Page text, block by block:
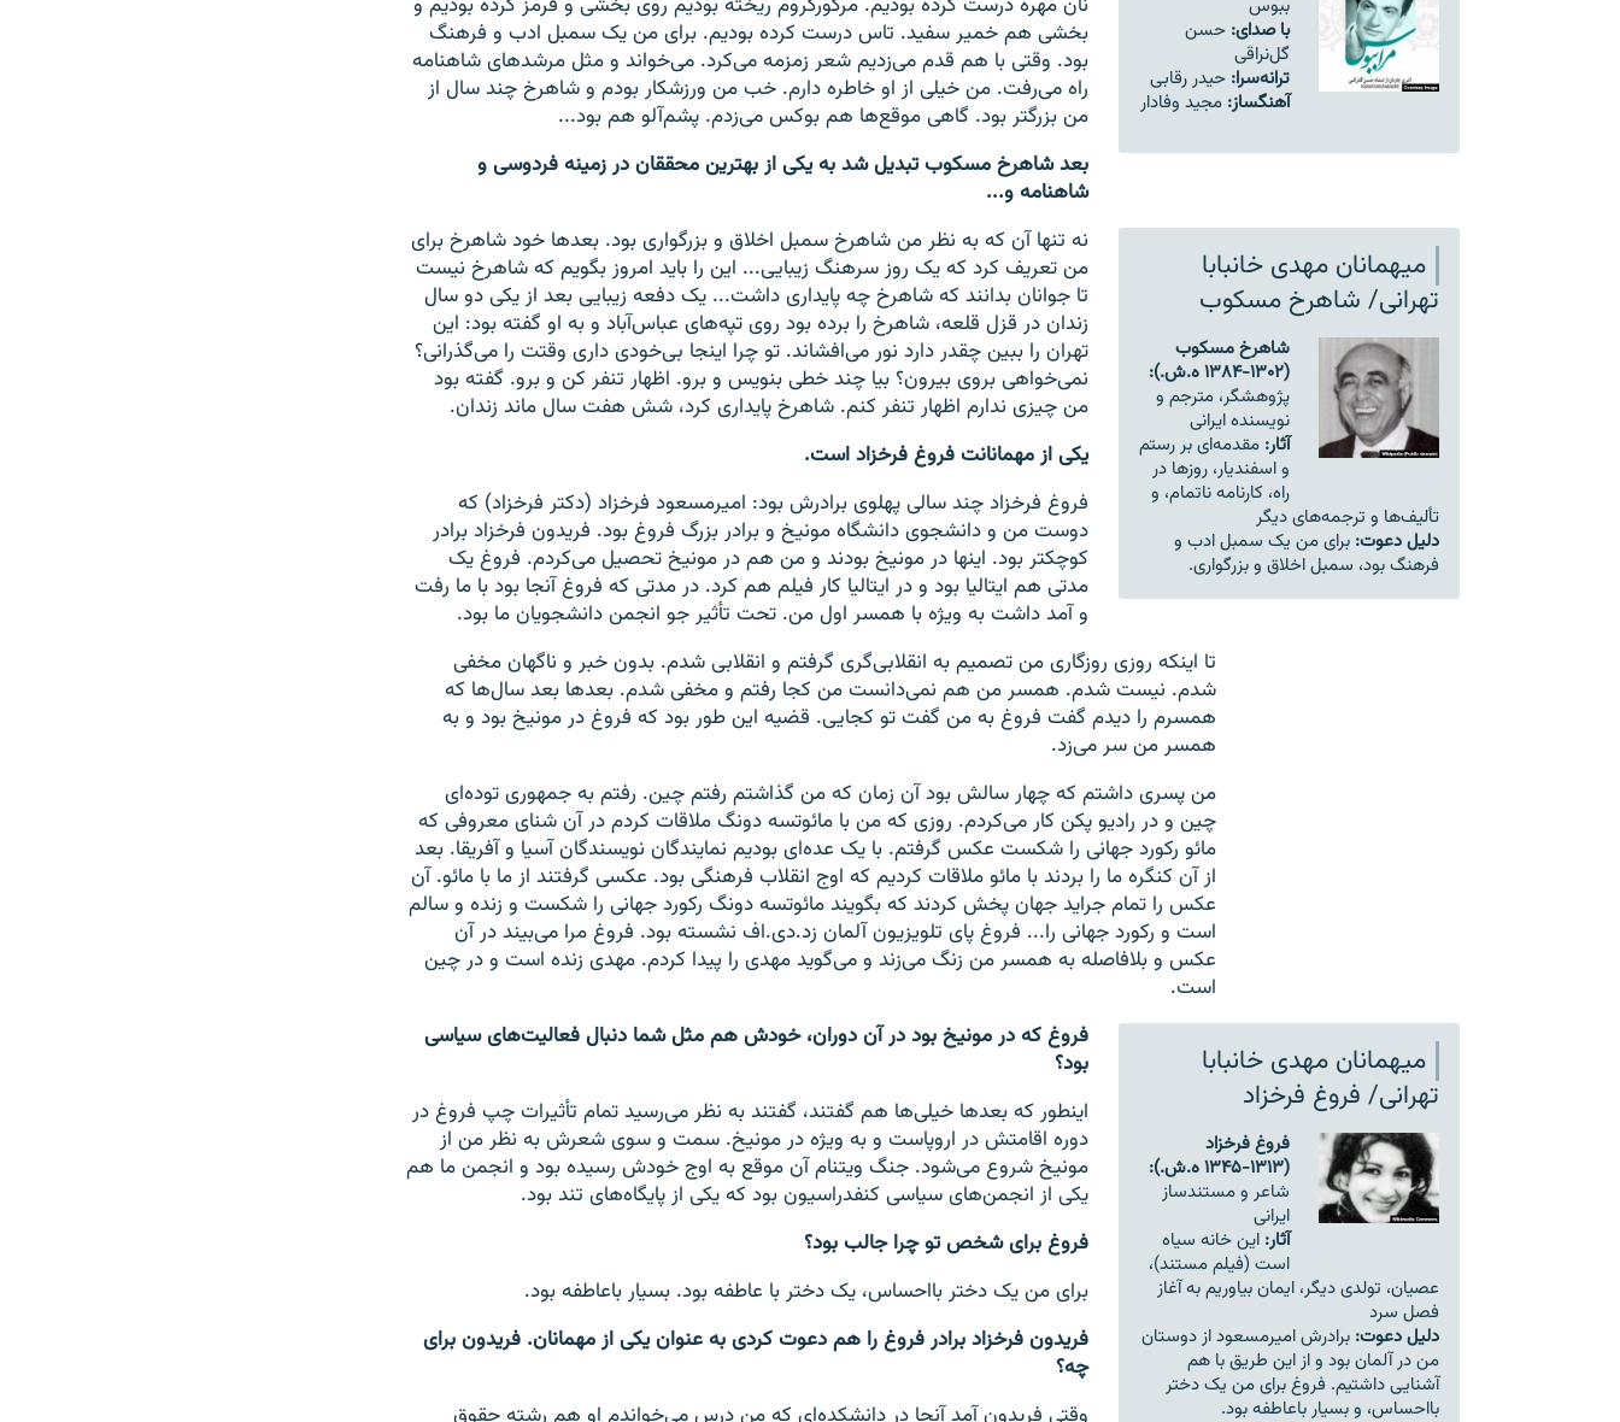
ببوس
با صدای: حسن
گل‌نراقی
ترانه‌سرا: حیدر رقابی
آهنگساز: مجید وفادار
بخشی هم خمیر سفید. تاس درست کرده بودیم. برای من یک سمبل ادب و فرهنگ
بود. وقتی با هم قدم می‌زدیم شعر زمزمه می‌کرد. می‌خواند و مثل مرشدهای شاهنامه
راه می‌رفت. من خیلی از او خاطره دارم. خب من ورزشکار بودم و شاهرخ چند سال از
من بزرگتر بود. گاهی موقع‌ها هم بوکس می‌زدم. پشم‌آلو هم بود...
بعد شاهرخ مسکوب تبدیل شد به یکی از بهترین محققان در زمینه فردوسی و
شاهنامه و...
میهمانان مهدی خانبابا
تهرانی/ شاهرخ مسکوب
شاهرخ مسکوب
(۱۳۰۲-۱۳۸۴ ه.ش.):
پژوهشگر، مترجم و
نویسنده ایرانی
آثار: مقدمه‌ای بر رستم
و اسفندیار، روزها در
راه، کارنامه ناتمام، و
تألیف‌ها و ترجمه‌های دیگر
دلیل دعوت: برای من یک سمبل ادب و
فرهنگ بود، سمبل اخلاق و بزرگواری.
نه تنها آن که به نظر من شاهرخ سمبل اخلاق و بزرگواری بود. بعدها خود شاهرخ برای
من تعریف کرد که یک روز سرهنگ زیبایی... این را باید امروز بگویم که شاهرخ نیست
تا جوانان بدانند که شاهرخ چه پایداری داشت... یک دفعه زیبایی بعد از یکی دو سال
زندان در قزل قلعه، شاهرخ را برده بود روی تپه‌های عباس‌آباد و به او گفته بود: این
تهران را ببین چقدر دارد نور می‌افشاند. تو چرا اینجا بی‌خودی داری وقتت را می‌گذرانی؟
نمی‌‌خواهی بروی بیرون؟ بیا چند خطی بنویس و برو. اظهار تنفر کن و برو. گفته بود
من چیزی ندارم اظهار تنفر کنم. شاهرخ پایداری کرد، شش هفت سال ماند زندان.
یکی از مهمانانت فروغ فرخزاد است.
فروغ فرخزاد چند سالی پهلوی برادرش بود: امیرمسعود فرخزاد (دکتر فرخزاد) که
دوست من و دانشجوی دانشگاه مونیخ و برادر بزرگ فروغ بود. فریدون فرخزاد برادر
کوچکتر بود. اینها در مونیخ بودند و من هم در مونیخ تحصیل می‌کردم. فروغ یک
مدتی هم ایتالیا بود و در ایتالیا کار فیلم هم کرد. در مدتی که فروغ آنجا بود با ما رفت
و آمد داشت به ویژه با همسر اول من. تحت تأثیر جو انجمن دانشجویان ما بود.
تا اینکه روزی روزگاری من تصمیم به انقلابی‌گری گرفتم و انقلابی شدم. بدون خبر و ناگهان مخفی
شدم. نیست شدم. همسر من هم نمی‌‌دانست من کجا رفتم و مخفی شدم. بعدها بعد سال‌ها که
همسرم را دیدم گفت فروغ به من گفت تو کجایی. قضیه این طور بود که فروغ در مونیخ بود و به
همسر من سر می‌زد.
من پسری داشتم که چهار سالش بود آن زمان که من گذاشتم رفتم چین. رفتم به جمهوری توده‌ای
چین و در رادیو پکن کار می‌کردم. روزی که من با مائوتسه دونگ ملاقات کردم در آن شنای معروفی که
مائو رکورد جهانی را شکست عکس گرفتم. با یک عده‌ای بودیم نمایندگان نویسندگان آسیا و آفریقا. بعد
از آن کنگره ما را بردند با مائو ملاقات کردیم که اوج انقلاب فرهنگی بود. عکسی گرفتند از ما با مائو. آن
عکس را تمام جراید جهان پخش کردند که بگویند مائوتسه دونگ رکورد جهانی را شکست و زنده و سالم
است و رکورد جهانی را... فروغ پای تلویزیون آلمان زد.دی.اف نشسته بود. فروغ مرا می‌بیند در آن
عکس و بلافاصله به همسر من زنگ می‌زند و می‌گوید مهدی را پیدا کردم. مهدی زنده است و در چین
است.
میهمانان مهدی خانبابا
تهرانی/ فروغ فرخزاد
فروغ فرخزاد
(۱۳۱۳-۱۳۴۵ ه.ش.):
شاعر و مستندساز
ایرانی
آثار: این خانه سیاه
است (فیلم مستند)،
عصیان، تولدی دیگر، ایمان بیاوریم به آغاز
فصل سرد
دلیل دعوت: برادرش امیرمسعود از دوستان
من در آلمان بود و از این طریق با هم
آشنایی داشتیم. فروغ برای من یک دختر
بااحساس، و بسیار باعاطفه بود.
فروغ که در مونیخ بود در آن دوران، خودش هم مثل شما دنبال فعالیت‌های سیاسی
بود؟
اینطور که بعدها خیلی‌ها هم گفتند، گفتند به نظر می‌رسید تمام تأثیرات چپ فروغ در
دوره اقامتش در اروپاست و به ویژه در مونیخ. سمت و سوی شعرش به نظر من از
مونیخ شروع می‌شود. جنگ ویتنام آن موقع به اوج خودش رسیده بود و انجمن ما هم
یکی از انجمن‌های سیاسی کنفدراسیون بود که یکی از پایگاه‌‌های تند بود.
فروغ برای شخص تو چرا جالب بود؟
برای من یک دختر بااحساس، یک دختر با عاطفه بود. بسیار باعاطفه بود.
فریدون فرخزاد برادر فروغ را هم دعوت کردی به عنوان یکی از مهمانان. فریدون برای
چه؟